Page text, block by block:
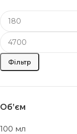
Фільтр
Об’єм
100 мл